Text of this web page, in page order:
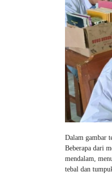
Dalam gambar
Beberapa dari
mendalam,
tebal dan